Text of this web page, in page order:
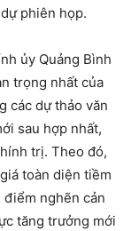
phiên họp.
ủy Quảng Bình
trọng nhất của
các dự thảo văn
sau hợp nhất,
trị. Theo đó,
toàn diện tiềm
nghẽn cản
tăng trưởng mới